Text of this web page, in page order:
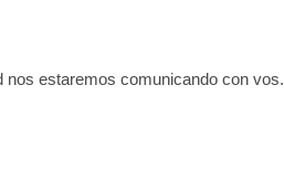
nos estaremos comunicando con vos.